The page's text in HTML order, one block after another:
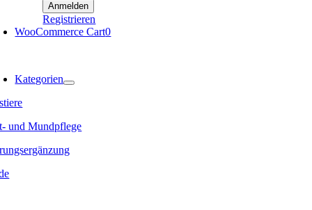
Registrieren
WooCommerce Cart0
Kategorien
und Mundpflege